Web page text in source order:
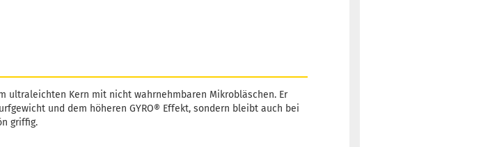
ultraleichten Kern mit nicht wahrnehmbaren Mikrobläschen. Er
und dem höheren GYRO® Effekt, sondern bleibt auch bei
griffig.